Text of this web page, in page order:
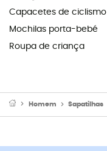
Capacetes de ciclismo
Mochilas porta-bebé
Roupa de criança
Homem Sapatilhas